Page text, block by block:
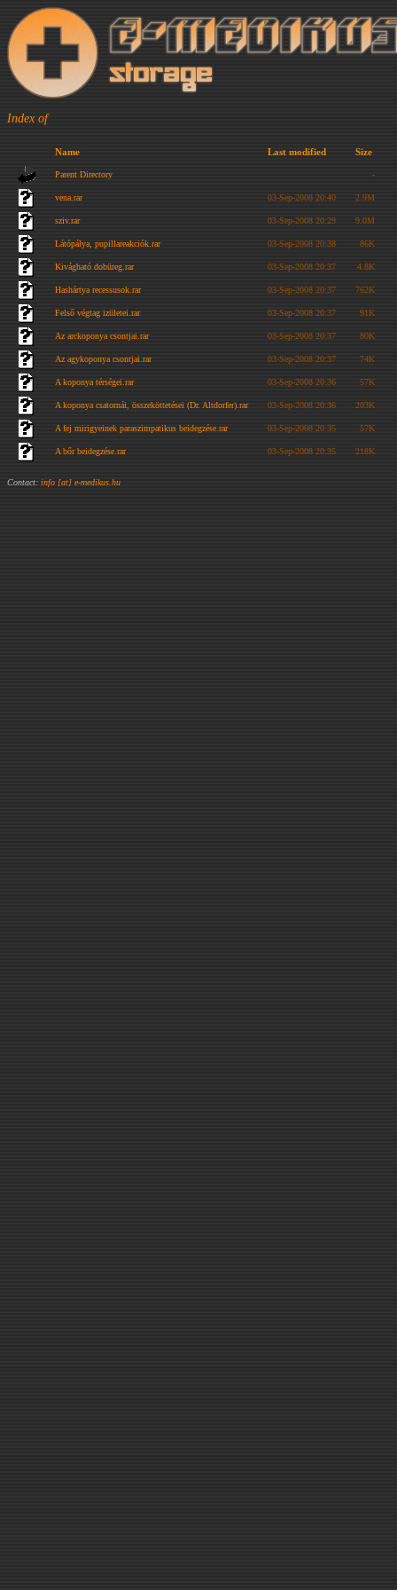
Index of
Name Last modified Size
Parent Directory -
vena.rar 03-Sep-2008 20:40 2.9M
sziv.rar 03-Sep-2008 20:29 9.0M
Látópálya, pupillareakciók.rar 03-Sep-2008 20:38 86K
Kivágható dobüreg.rar 03-Sep-2008 20:37 4.8K
Hashártya recessusok.rar 03-Sep-2008 20:37 762K
Felső végtag izületei.rar 03-Sep-2008 20:37 91K
Az arckoponya csontjai.rar 03-Sep-2008 20:37 80K
Az agykoponya csontjai.rar 03-Sep-2008 20:37 74K
A koponya térségei.rar 03-Sep-2008 20:36 57K
A koponya csatornái, összeköttetései (Dr. Altdorfer).rar 03-Sep-2008 20:36 203K
A fej mirigyeinek paraszimpatikus beidegzése.rar 03-Sep-2008 20:35 57K
A bőr beidegzése.rar 03-Sep-2008 20:35 218K
Contact: info [at] e-medikus.hu